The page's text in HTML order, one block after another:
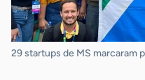
29 startups de MS marcaram